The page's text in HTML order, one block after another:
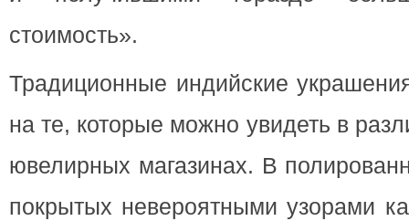
стоимость».
Традиционные индийские
на те, которые можно увидеть в
ювелирных магазинах. В
покрытых невероятными узорами